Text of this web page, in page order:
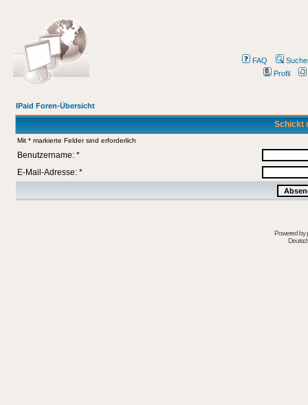
FAQ
Profil
IPaid Foren-Übersicht
Schickt
Mit * markierte Felder sind erforderlich
Benutzername: *
E-Mail-Adresse: *
Powered by